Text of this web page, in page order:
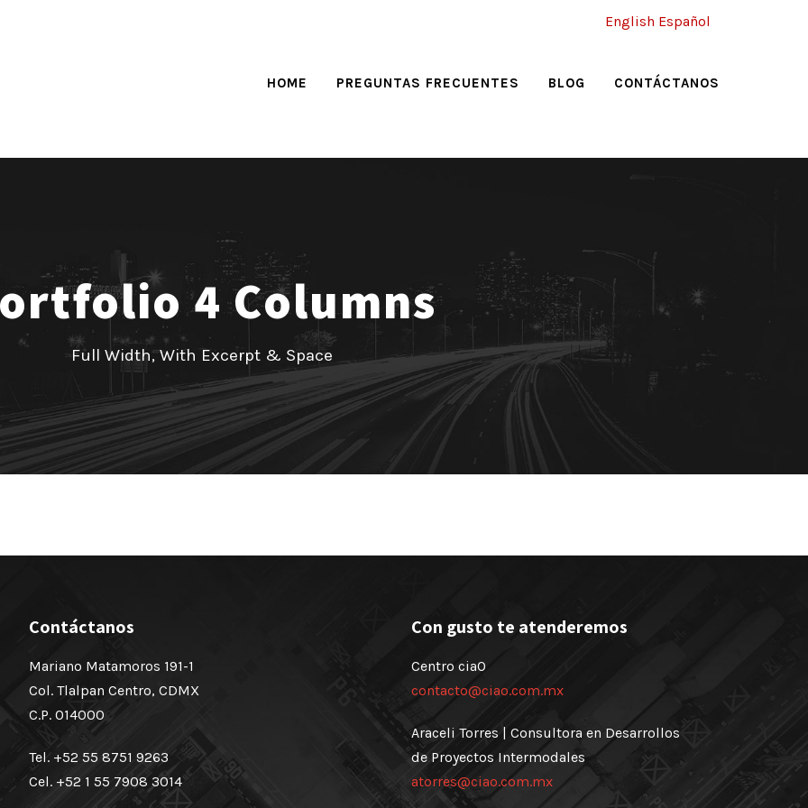
HOME PREGUNTAS FRECUENTES BLOG CONTÁCTANOS
4 Columns
Full Width, With Excerpt & Space
Contáctanos
Mariano Matamoros 191-1
Col. Tlalpan Centro, CDMX
C.P. 014000
Tel. +52 55 8751 9263
Cel. +52 1 55 7908 3014
Con gusto te atenderemos
Centro ciaO
contacto@ciao.com.mx
Araceli Torres | Consultora en Desarrollos
de Proyectos Intermodales
atorres@ciao.com.mx
English Español